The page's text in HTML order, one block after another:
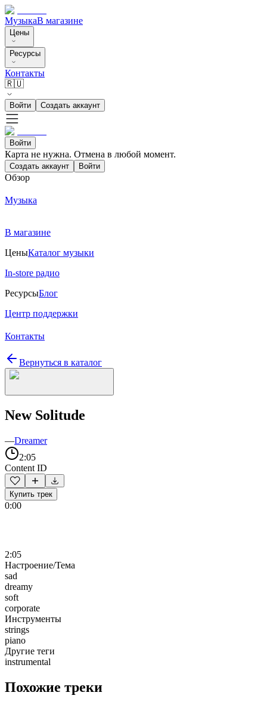
МузыкаВ магазине
Цены
Ресурсы
Контакты
🇷🇺
Войти Создать аккаунт
Войти
Карта не нужна. Отмена в любой момент.
Создать аккаунт Войти
Обзор
Музыка
В магазине
ЦеныКаталог музыки
In-store радио
РесурсыБлог
Центр поддержки
Контакты
Вернуться в каталог
New Solitude
—Dreamer
2:05
Content ID
Купить трек
0:00
2:05
Настроение/Тема
sad
dreamy
soft
corporate
Инструменты
strings
piano
Другие теги
instrumental
Похожие треки